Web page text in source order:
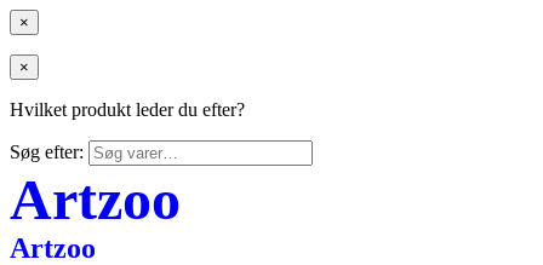
×
×
Hvilket produkt leder du efter?
Søg efter:
Artzoo
Artzoo